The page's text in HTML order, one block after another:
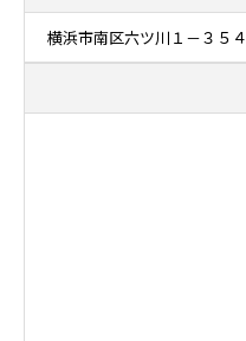
横浜市南区六ツ川１－３５４